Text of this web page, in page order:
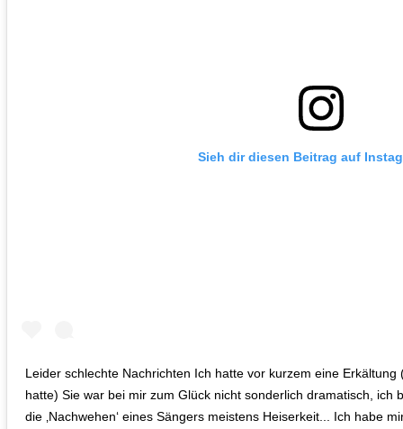
Sieh dir diesen Beitrag auf
Leider schlechte Nachrichten Ich hatte vor kurzem eine
hatte) Sie war bei mir zum Glück nicht sonderlich dramatisch, ich
die ‚Nachwehen‘ eines Sängers meistens Heiserkeit... Ich habe